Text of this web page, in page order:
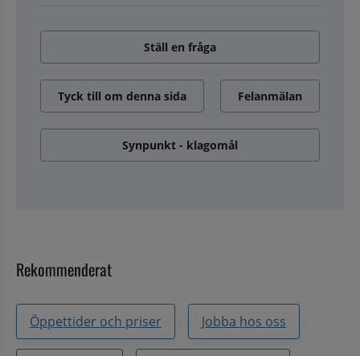
Ställ en fråga
Tyck till om denna sida Felanmälan
Synpunkt - klagomål
Rekommenderat
Öppettider och priser Jobba hos oss